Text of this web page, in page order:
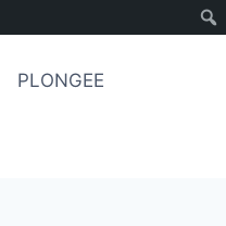
PLONGEE